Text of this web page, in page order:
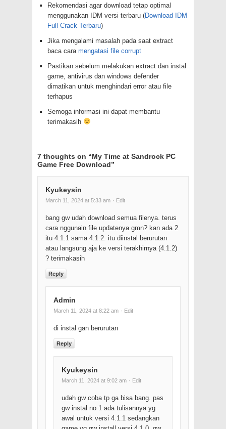
Rekomendasi agar download tetap optimal
menggunakan IDM versi terbaru (Download IDM
Full Crack Terbaru)
Jika mengalami masalah pada saat extract
baca cara mengatasi file corrupt
Pastikan sebelum melakukan extract dan instal
game, antivirus dan windows defender
dimatikan untuk menghindari error atau file
terhapus
Semoga informasi ini dapat membantu
terimakasih
7 thoughts on “My Time at Sandrock PC
Game Free Download”
Kyukeysin
March 11, 2024 at 5:33 am · Edit
bang gw udah download semua filenya. terus
cara nggunain file updatenya gmn? kan ada 2
itu 4.1.1 sama 4.1.2. itu diinstal berurutan
atau langsung aja ke versi terakhirnya (4.1.2)
? terimakasih
Reply
Admin
March 11, 2024 at 8:22 am · Edit
di instal gan berurutan
Reply
Kyukeysin
March 11, 2024 at 9:02 am · Edit
udah gw coba tp ga bisa bang. pas
gw instal no 1 ada tulisannya yg
awal untuk versi 4.1.1 sedangkan